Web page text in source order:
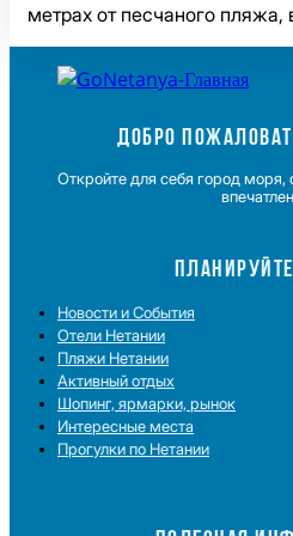
метрах от песчаного пляжа,
ДОБРО
Откройте для себя город моря,
Новости и Cобытия
Отели Нетании
Пляжи Нетании
Активный отдых
Шопинг, ярмарки, рынок
Интересные места
Прогулки по Нетании